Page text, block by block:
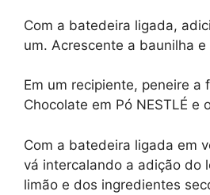
Com a batedeira ligada,
um. Acrescente a baunilha e
Em um recipiente, peneire a
Chocolate em Pó NESTLÉ e
Com a batedeira ligada em
vá intercalando a adição do
limão e dos ingredientes